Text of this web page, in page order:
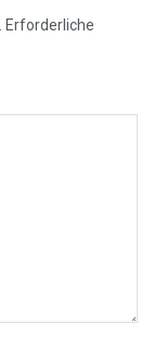
Erforderliche